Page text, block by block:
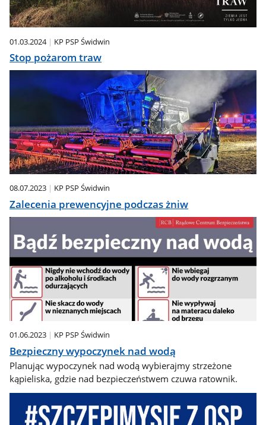
01.03.2024 KP PSP Świdwin
Stop pożarom traw
08.07.2023 KP PSP Świdwin
Zalecenia prewencyjne podczas żniw
01.06.2023 KP PSP Świdwin
Bezpieczny wypoczynek nad wodą
Planując wypoczynek nad wodą wybierajmy strzeżone
kąpieliska, gdzie nad bezpieczeństwem czuwa ratownik.